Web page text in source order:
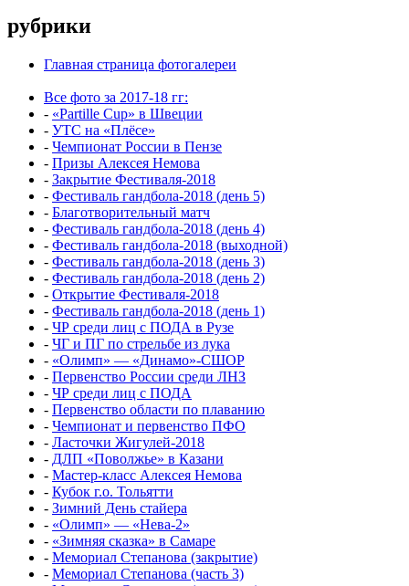
рубрики
Главная страница фотогалереи
Все фото за 2017-18 гг:
- «Partille Cup» в Швеции
- УТС на «Плёсе»
- Чемпионат России в Пензе
- Призы Алексея Немова
- Закрытие Фестиваля-2018
- Фестиваль гандбола-2018 (день 5)
- Благотворительный матч
- Фестиваль гандбола-2018 (день 4)
- Фестиваль гандбола-2018 (выходной)
- Фестиваль гандбола-2018 (день 3)
- Фестиваль гандбола-2018 (день 2)
- Открытие Фестиваля-2018
- Фестиваль гандбола-2018 (день 1)
- ЧР среди лиц с ПОДА в Рузе
- ЧГ и ПГ по стрельбе из лука
- «Олимп» — «Динамо»-СШОР
- Первенство России среди ЛНЗ
- ЧР среди лиц с ПОДА
- Первенство области по плаванию
- Чемпионат и первенство ПФО
- Ласточки Жигулей-2018
- ДЛП «Поволжье» в Казани
- Мастер-класс Алексея Немова
- Кубок г.о. Тольятти
- Зимний День стайера
- «Олимп» — «Нева-2»
- «Зимняя сказка» в Самаре
- Мемориал Степанова (закрытие)
- Мемориал Степанова (часть 3)